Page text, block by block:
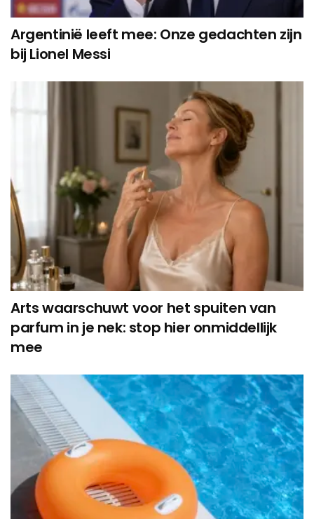
Argentinië leeft mee: Onze gedachten zijn
bij Lionel Messi
Arts waarschuwt voor het spuiten van
parfum in je nek: stop hier onmiddellijk
mee